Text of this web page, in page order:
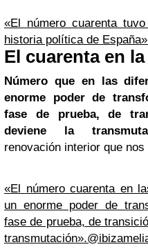
«El número cuarenta
historia política de
El cuarenta en
Número que en las
enorme poder de
fase de prueba, de
deviene la
renovación interior que
«El número cuarenta en
un enorme poder de
fase de prueba, de